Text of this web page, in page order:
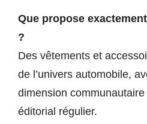
Que propose
?
Des vêtements et
de l’univers automobile,
dimension
éditorial régulier.